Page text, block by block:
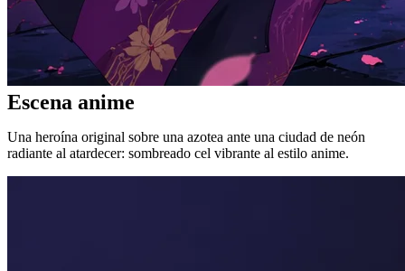
Escena anime
Una heroína original sobre una azotea ante una ciudad de neón
radiante al atardecer: sombreado cel vibrante al estilo anime.